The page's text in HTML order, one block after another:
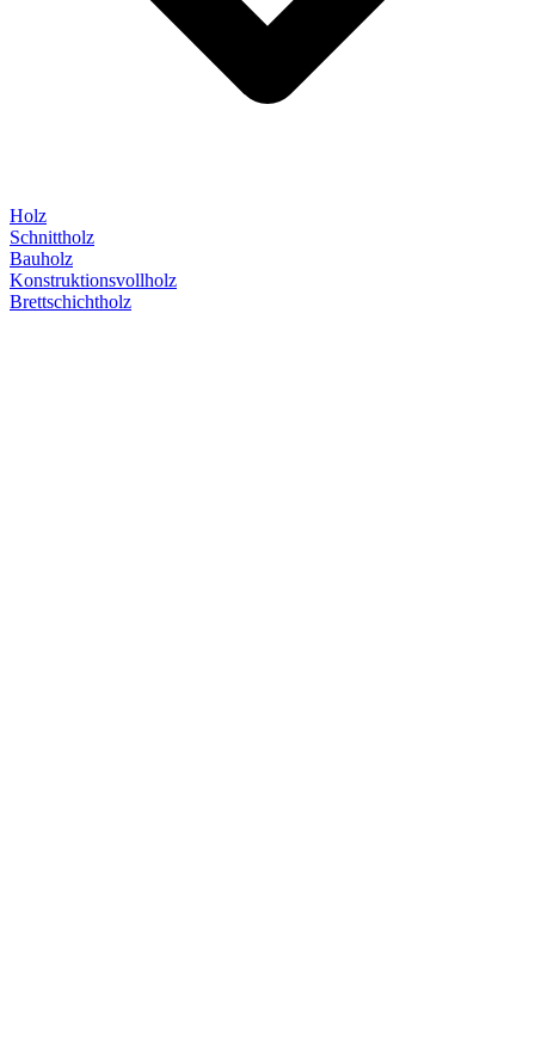
Holz
Schnittholz
Bauholz
Konstruktionsvollholz
Brettschichtholz